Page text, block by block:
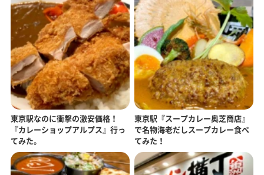
東京駅なのに衝撃の激安価格！
『カレーショップアルプス』行っ
てみた。
東京駅『スープカレー奥芝商店』
で名物海老だしスープカレー食べ
てみた！